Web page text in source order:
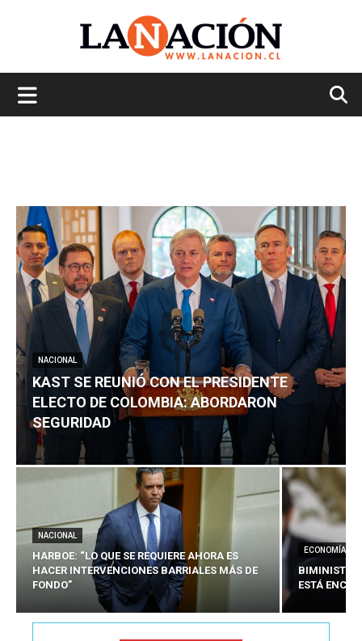
NACIONAL
KAST SE REUNIÓ CON EL PRESIDENTE
ELECTO DE COLOMBIA: ABORDARON
SEGURIDAD
NACIONAL
HARBOE: “LO QUE SE REQUIERE AHORA ES
HACER INTERVENCIONES BARRIALES MÁS DE
FONDO”
ECONOMÍA
BIMINISTRO
ESTÁ